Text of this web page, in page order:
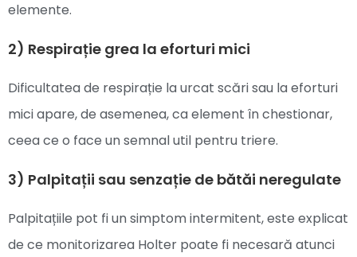
elemente.
2) Respirație grea la eforturi mici
Dificultatea de respirație la urcat scări sau la eforturi
mici apare, de asemenea, ca element în chestionar,
ceea ce o face un semnal util pentru triere.
3) Palpitații sau senzație de bătăi neregulate
Palpitațiile pot fi un simptom intermitent, este explicat
de ce monitorizarea Holter poate fi necesară atunci